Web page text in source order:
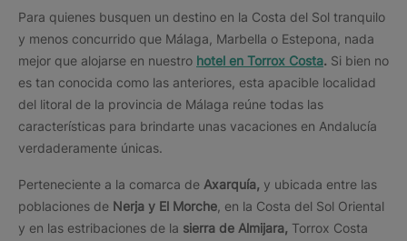
Para quienes busquen un destino en la Costa del Sol tranquilo
y menos concurrido que Málaga, Marbella o Estepona, nada
mejor que alojarse en nuestro hotel en Torrox Costa. Si bien no
es tan conocida como las anteriores, esta apacible localidad
del litoral de la provincia de Málaga reúne todas las
características para brindarte unas vacaciones en Andalucía
verdaderamente únicas.
Perteneciente a la comarca de Axarquía, y ubicada entre las
poblaciones de Nerja y El Morche , en la Costa del Sol Oriental
y en las estribaciones de la sierra de Almijara, Torrox Costa